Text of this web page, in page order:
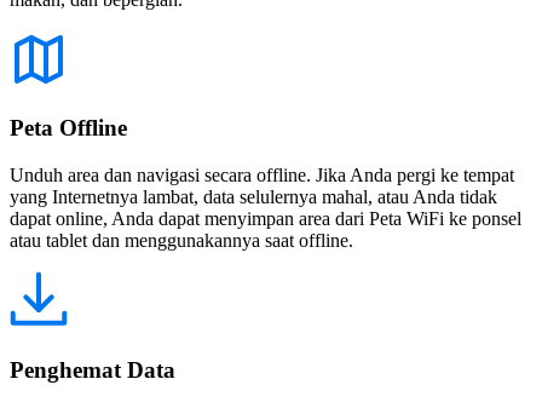
Peta Offline
Unduh area dan navigasi secara offline. Jika Anda pergi ke tempat
yang Internetnya lambat, data selulernya mahal, atau Anda tidak
dapat online, Anda dapat menyimpan area dari Peta WiFi ke ponsel
atau tablet dan menggunakannya saat offline.
Penghemat Data